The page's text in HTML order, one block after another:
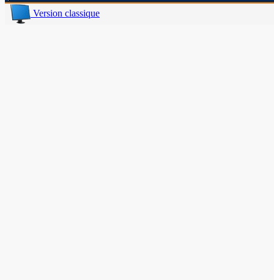
Version classique